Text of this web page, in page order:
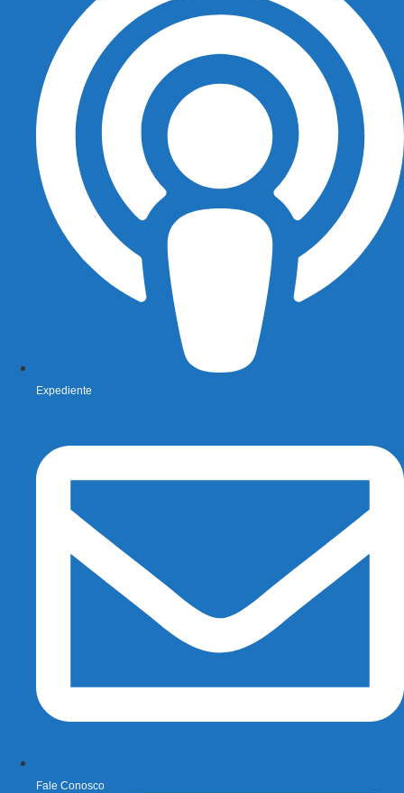
Expediente
Fale Conosco